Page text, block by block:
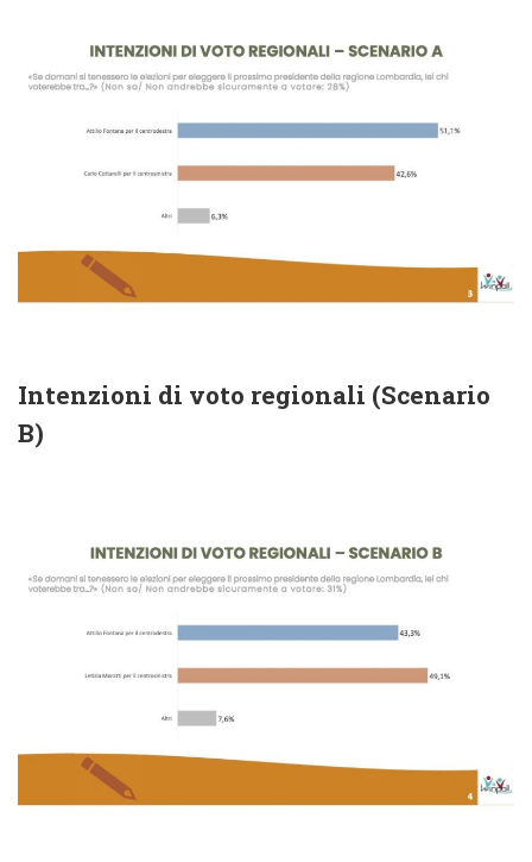
Intenzioni di voto regionali (Scenario
B)